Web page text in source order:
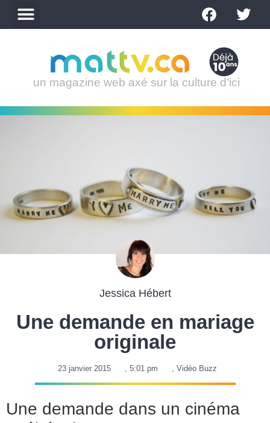
un magazine web axé sur la culture d’ici
Jessica Hébert
Une demande en mariage
originale
23 janvier 2015 , 5:01 pm , Vidéo Buzz
Une demande dans un cinéma